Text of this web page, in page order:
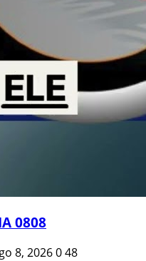
0808
8, 2026048